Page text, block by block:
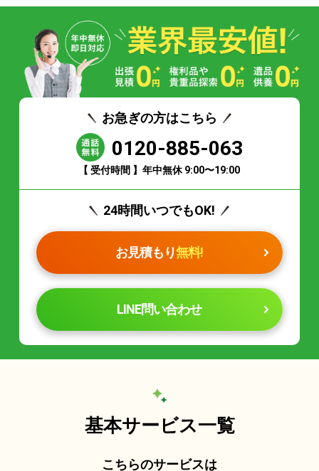
お急ぎの方はこちら
0120-885-063
【 受付時間 】年中無休 9:00〜19:00
24時間いつでもOK!
お見積もり無料!
LINE問い合わせ
基本サービス一覧
こちらのサービスは